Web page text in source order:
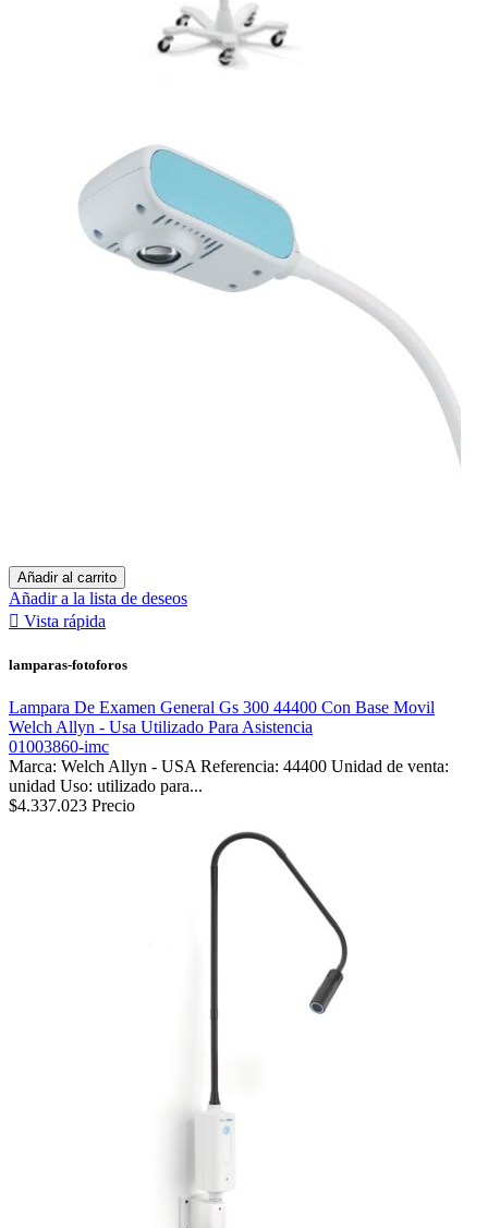
Añadir al carrito
Añadir a la lista de deseos
 Vista rápida
lamparas-fotoforos
Lampara De Examen General Gs 300 44400 Con Base Movil
Welch Allyn - Usa Utilizado Para Asistencia
01003860-imc
Marca: Welch Allyn - USA Referencia: 44400 Unidad de venta:
unidad Uso: utilizado para...
$4.337.023 Precio